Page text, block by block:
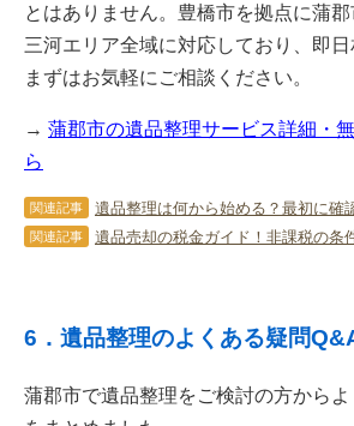
とはありません。豊橋市を拠点に蒲
三河エリア全域に対応しており、即日
まずはお気軽にご相談ください。
→ 蒲郡市の遺品整理サービス詳細・
ら
関連記事 遺品整理は何から始める？最初に確
関連記事
6．遺品整理のよくある疑問
蒲郡市で遺品整理をご検討の方から